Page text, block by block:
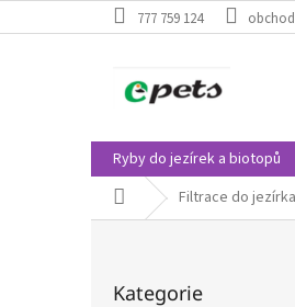
na
777 759 124
Ryby do jezírek a biotopů
Domů Filtrace do jezírka
kategorie
Kategorie